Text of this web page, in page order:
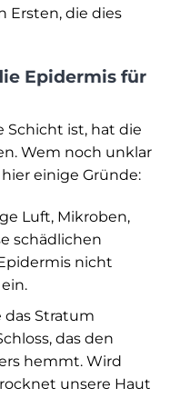
Ersten, die dies
Epidermis für
Schicht ist, hat die
Wem noch unklar
hier einige Gründe:
Luft, Mikroben,
schädlichen
nicht
Stratum
das den
hemmt. Wird
unsere Haut